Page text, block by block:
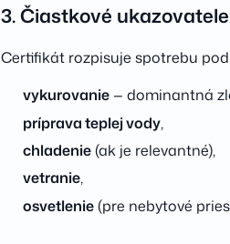
3. Čiastkové ukazovatele
Certifikát rozpisuje spotrebu
vykurovanie— dominantná
príprava teplej vody,
chladenie(ak je relevantné),
vetranie,
osvetlenie(pre nebytové